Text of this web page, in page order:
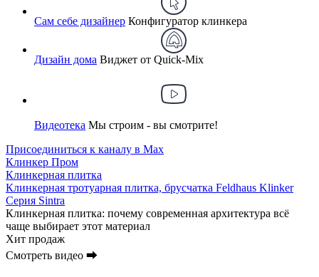
Сам себе дизайнер Конфигуратор клинкера
Дизайн дома Виджет от Quick-Mix
Видеотека Мы строим - вы смотрите!
Присоединиться к каналу в Max
Клинкер Пром
Клинкерная плитка
Клинкерная тротуарная плитка, брусчатка Feldhaus Klinker
Серия Sintra
Клинкерная плитка: почему современная архитектура всё
чаще выбирает этот материал
Хит продаж
Смотреть видео ⮕